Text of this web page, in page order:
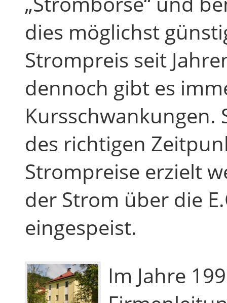
dies möglichst
Strompreis seit
dennoch gibt es
Kursschwankungen.
des richtigen
Strompreise erzielt
der Strom über die
eingespeist.
Im Jahre